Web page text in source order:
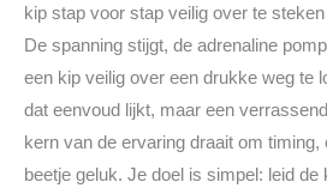
kip stap voor stap veilig over te steken
De spanning stijgt, de adrenaline
een kip veilig over een drukke weg te
dat eenvoud lijkt, maar een
kern van de ervaring draait om timing,
beetje geluk. Je doel is simpel: leid